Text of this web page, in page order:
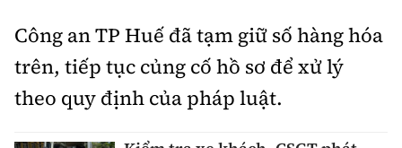
Công an TP Huế đã tạm giữ số hàng hóa
trên, tiếp tục củng cố hồ sơ để xử lý
theo quy định của pháp luật.